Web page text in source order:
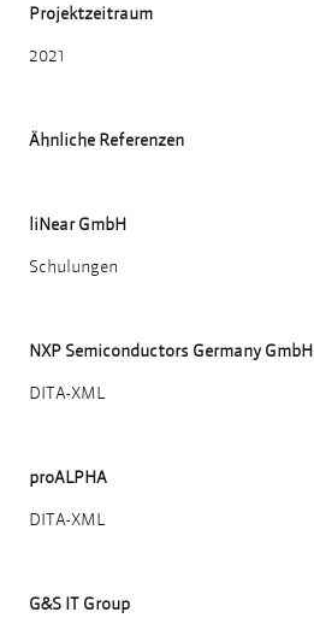
Projektzeitraum
2021
Ähnliche Referenzen
liNear GmbH
Schulungen
NXP Semiconductors Germany GmbH
DITA-XML
proALPHA
DITA-XML
G&S IT Group